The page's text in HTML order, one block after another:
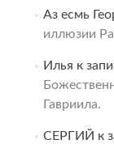
Аз есмь
иллюзии
Илья к
Гавриила.
СЕРГИЙ к